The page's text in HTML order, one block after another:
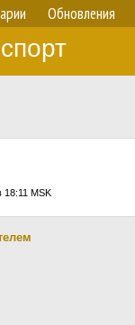
Обновления
18:11 MSK